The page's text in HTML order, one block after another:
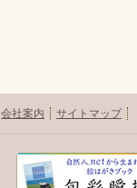
会社案内 サイトマップ